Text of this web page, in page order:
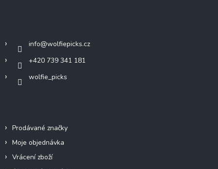
info@wolfiepicks.cz
+420 739 341 181
wolfie_picks
Prodávané značky
Moje objednávka
Vrácení zboží